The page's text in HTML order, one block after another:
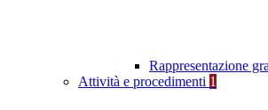
Rappresentazione
Attività e procedimenti 1